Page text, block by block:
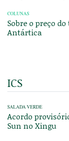
COLUNAS
Sobre o preço
Antártica
ICS
SALADA VERDE
Acordo
Sun no Xingu